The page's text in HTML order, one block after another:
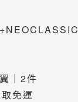
｜2件
免運